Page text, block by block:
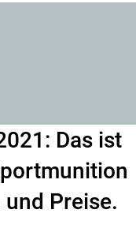
Das ist
und Preise.